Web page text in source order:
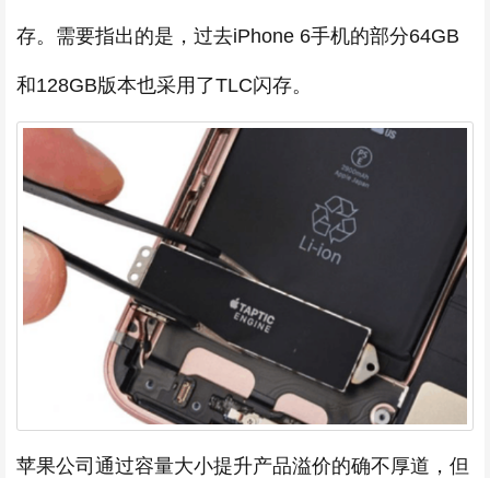
存。需要指出的是，过去iPhone 6手机的部分64GB
和128GB版本也采用了TLC闪存。
苹果公司通过容量大小提升产品溢价的确不厚道，但